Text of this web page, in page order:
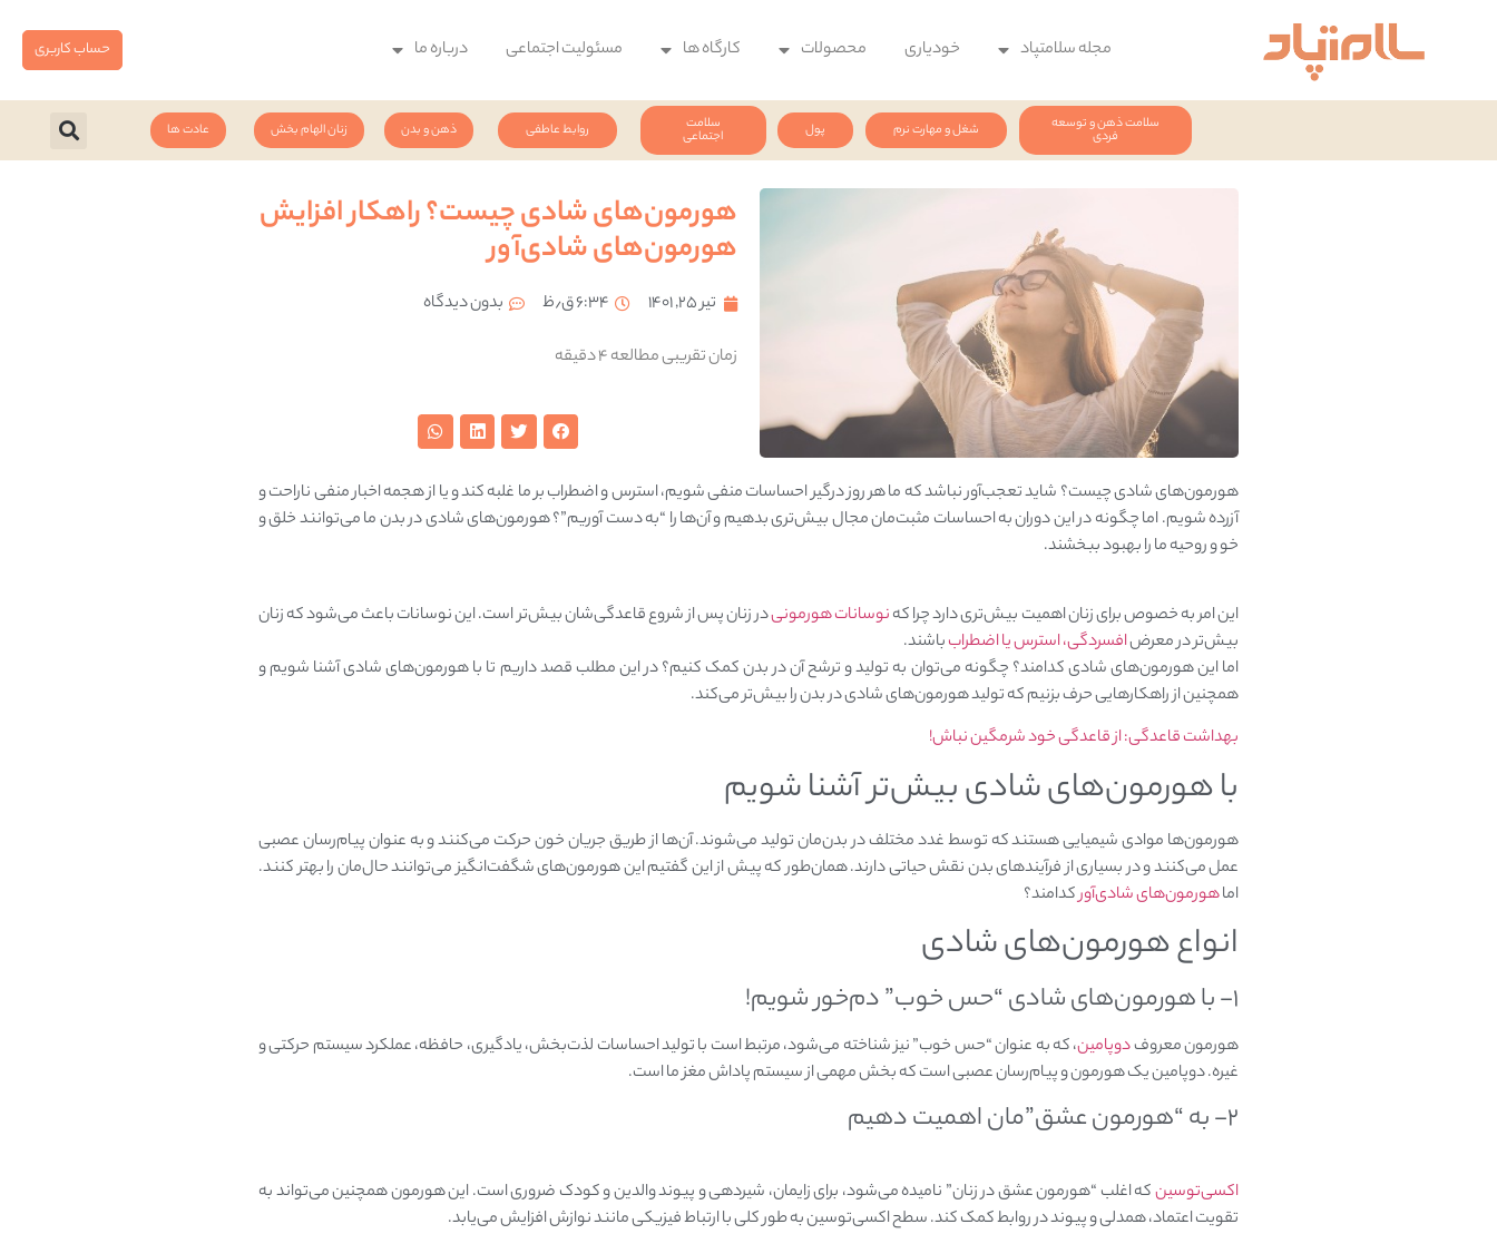
مجله سلامتپاد خودیاری محصولات کارگاه ها مسئولیت اجتماعی درباره ما حساب کاربری
سلامت ذهن و توسعه
فردی شغل و مهارت نرم پول سلامت
اجتماعی روابط عاطفی ذهن و بدن زنان الهام بخش عادت ها
هورمون‌های شادی چیست؟ راهکار افزایش
هورمون‌های شادی‌آور
تیر ۲۵, ۱۴۰۱ ۶:۳۴ ق٫ظ بدون دیدگاه
هورمون‌های شادی چیست؟ شاید تعجب‌آور نباشد که ما هر روز درگیر احساسات منفی شویم، استرس و اضطراب بر ما غلبه کند و یا از هجمه اخبار منفی ناراحت و
آزرده شویم. اما چگونه در این دوران به احساسات مثبت‌مان مجال بیش‌تری بدهیم و آن‌ها را “به‌ دست آوریم”؟ هورمون‌های شادی در بدن ما می‌توانند خلق و
خو و روحیه ما را بهبود ببخشند.
این امر به خصوص برای زنان اهمیت بیش‌تری دارد چرا کهنوسانات هورمونیدر زنان پس از شروع قاعدگی‌شان بیش‌تر است. این نوسانات باعث می‌شود که زنان
بیش‌تر در معرضافسردگی، استرس یا اضطرابباشند.
اما این هورمون‌‌های شادی‌ کدامند؟ چگونه می‌توان به تولید و ترشح آن در بدن کمک کنیم؟ در این مطلب قصد داریم تا با هورمون‌های شادی آشنا شویم و
همچنین از راهکار‌هایی حرف بزنیم که تولید هورمون‌های شادی در بدن را بیش‌تر می‌کند.
بهداشت قاعدگی: از قاعدگی خود شرمگین نباش!
با هورمون‌های شادی‌ بیش‌تر آشنا شویم
هورمون‌ها موادی شیمیایی هستند که توسط غدد مختلف در بدن‌مان تولید می‌شوند. آن‌ها از طریق جریان خون حرکت می‌کنند و به عنوان پیام‌رسان عصبی
عمل می‌کنند و در بسیاری از فرآیندهای بدن نقش حیاتی دارند. همان‌طور که پیش از این گفتیم این هورمون‌های شگفت‌انگیز می‌توانند حال‌مان را بهتر کنند.
اماهورمون‌های شادی‌آورکدامند؟
انواع هورمون‌های شادی‌‌
۱- با هورمون‌های شادی‌ “حس خوب” دم‌خور شویم!
هورمون معروفدوپامین، که به عنوان “حس خوب” نیز شناخته می‌شود، مرتبط است با تولید احساسات لذت‌بخش، یادگیری، حافظه، عملکرد سیستم حرکتی و
غیره. دوپامین یک هورمون و پیام‌رسان عصبی است که بخش مهمی از سیستم پاداش مغز ما است.
۲- به “هورمون عشق”مان اهمیت دهیم
اکسی‌توسینکه اغلب “هورمون عشق در زنان” نامیده می‌شود، برای زایمان، شیردهی و پیوند والدین و کودک ضروری است. این هورمون همچنین می‌تواند به
تقویت اعتماد، همدلی و پیوند در روابط کمک کند. سطح اکسی‌توسین به طور کلی با ارتباط فیزیکی مانند نوازش افزایش می‌یابد.